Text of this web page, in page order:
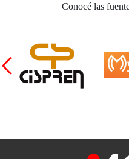
Conocé las